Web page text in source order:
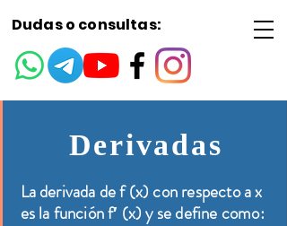
Dudas o consultas:
Derivadas
La derivada de f (x) con respecto a x
es la función f′ (x) y se define como: